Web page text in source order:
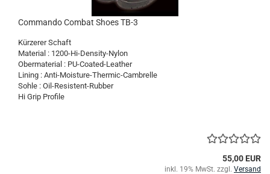
Commando Combat Shoes TB-3
Kürzerer Schaft
Material : 1200-Hi-Density-Nylon
Obermaterial : PU-Coated-Leather
Lining : Anti-Moisture-Thermic-Cambrelle
Sohle : Oil-Resistent-Rubber
Hi Grip Profile
55,00 EUR
inkl. 19% MwSt. zzgl. Versand